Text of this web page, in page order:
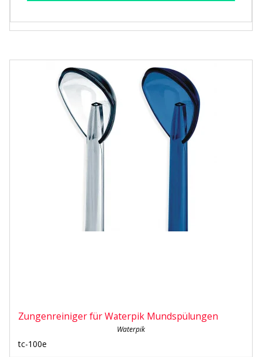
Zungenreiniger für Waterpik Mundspülungen
Waterpik
tc-100e